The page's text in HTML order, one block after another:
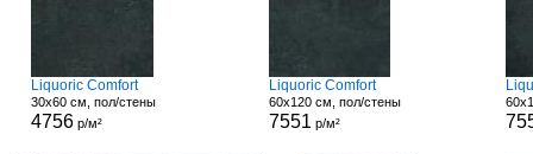
Liquoric Comfort
30x60 см, пол/стены
4756 р/м²
Liquoric Comfort
60x120 см, пол/стены
7551 р/м²